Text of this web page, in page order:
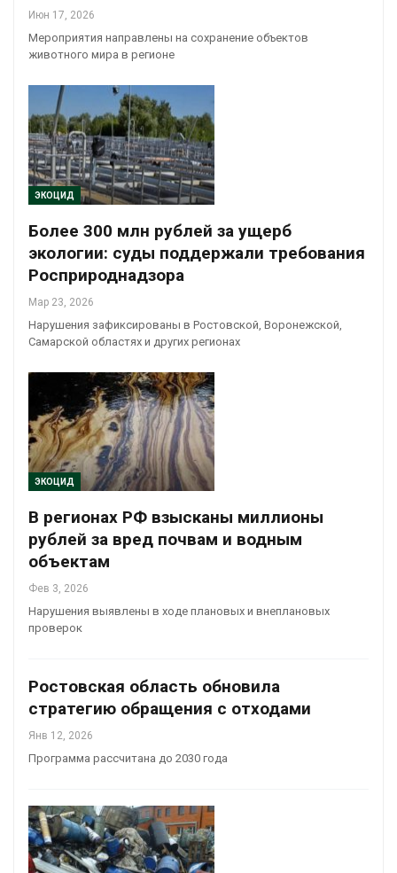
Июн 17, 2026
Мероприятия направлены на сохранение объектов
животного мира в регионе
ЭКОЦИД
Более 300 млн рублей за ущерб
экологии: суды поддержали требования
Росприроднадзора
Мар 23, 2026
Нарушения зафиксированы в Ростовской, Воронежской,
Самарской областях и других регионах
ЭКОЦИД
В регионах РФ взысканы миллионы
рублей за вред почвам и водным
объектам
Фев 3, 2026
Нарушения выявлены в ходе плановых и внеплановых
проверок
Ростовская область обновила
стратегию обращения с отходами
Янв 12, 2026
Программа рассчитана до 2030 года